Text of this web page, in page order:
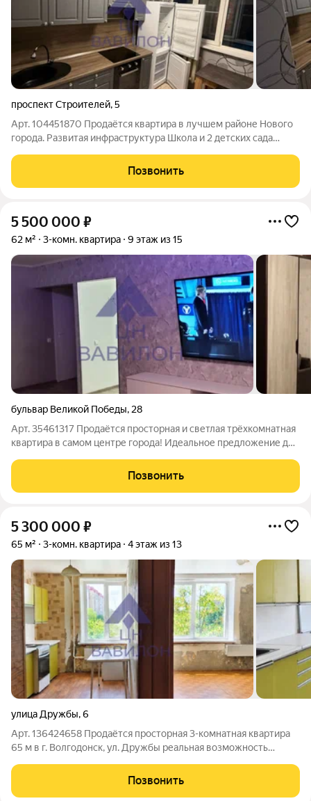
проспект Строителей,5
Арт. 104451870 Продаётся квартира в лучшем районе Нового
города. Развитая инфраструктура Школа и 2 детских сада
районы города Натяжные потолки Новый линолеум Новая
кухня Вся мебель остаётся
Позвонить
5 500 000 ₽
62 м² 3-комн. квартира 9 этаж из 15
бульвар Великой Победы, 28
Арт. 35461317 Продаётся просторная и светлая трёхкомнатная
квартира в самом центре города! Идеальное предложение для
сделан современный ремонт!Продаётся квартира в центре
города ! Кабинет на
Позвонить
5 300 000 ₽
65 м² 3-комн. квартира 4 этаж из 13
улица Дружбы,6
Арт. 136424658 Продаётся просторная 3-комнатная квартира
65 м в г. Волгодонск, ул. Дружбы реальная возможность
быстро. Прямая продажа, все документы готовы, возможна
Позвонить